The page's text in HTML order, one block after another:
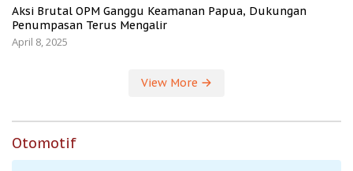
Aksi Brutal OPM Ganggu Keamanan Papua, Dukungan
Penumpasan Terus Mengalir
April 8, 2025
View More
Otomotif